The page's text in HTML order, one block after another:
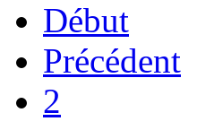
Début
Précédent
2